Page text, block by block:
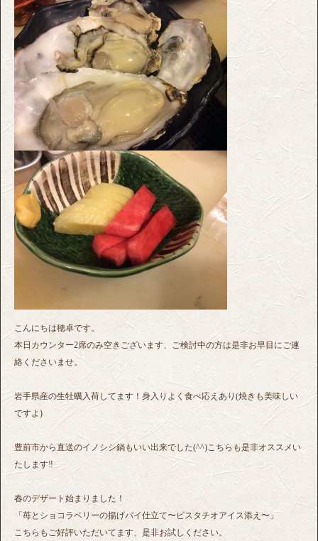
こんにちは穂卓です。
本日カウンター2席のみ空きございます、ご検討中の方は是非お早目にご連
絡くださいませ。
岩手県産の生牡蠣入荷してます！身入りよく食べ応えあり(焼きも美味しい
ですよ)
豊前市から直送のイノシシ鍋もいい出来でした(^^)こちらも是非オススメい
たします‼︎
春のデザート始まりました！
「苺とショコラベリーの揚げパイ仕立て〜ピスタチオアイス添え〜」
こちらもご好評いただいてます、是非お試しください。